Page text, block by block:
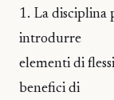
1. La disciplina
introdurre
elementi di
benefici di